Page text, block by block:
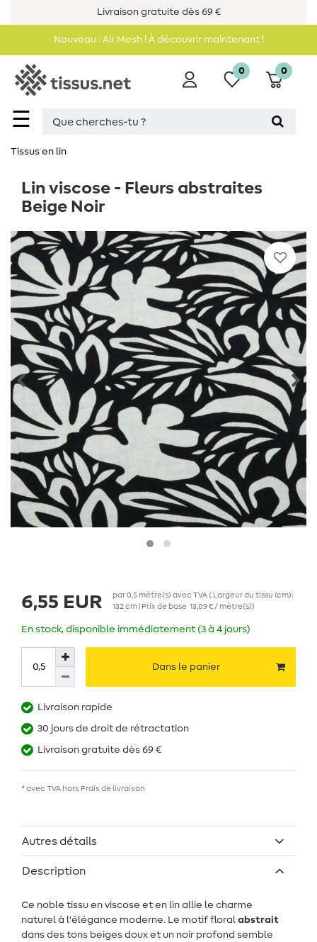
Livraison gratuite dès 69 €
Nouveau : Air Mesh ! À découvrir maintenant !
☰
0 0
Tissus en lin
Lin viscose - Fleurs abstraites
Beige Noir
6,55 EUR par0,5 mètre(s) avec TVA( Largeur du tissu (cm):
132 cm | Prix de base 13,09 € / mètre(s))
En stock, disponible immédiatement (3 à 4 jours)
Dans le panier
Livraison rapide
30 jours de droit de rétractation
Livraison gratuite dès 69 €
* avec TVA hors Frais de livraison
Autres détails
Description
Ce noble tissu en viscose et en lin allie le charme
naturel à l'élégance moderne. Le motif floral abstrait
dans des tons beiges doux et un noir profond semble